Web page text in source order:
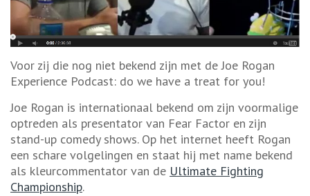
Voor zij die nog niet bekend zijn met de Joe Rogan
Experience Podcast: do we have a treat for you!
Joe Rogan is internationaal bekend om zijn voormalige
optreden als presentator van Fear Factor en zijn
stand-up comedy shows. Op het internet heeft Rogan
een schare volgelingen en staat hij met name bekend
als kleurcommentator van de Ultimate Fighting
Championship.